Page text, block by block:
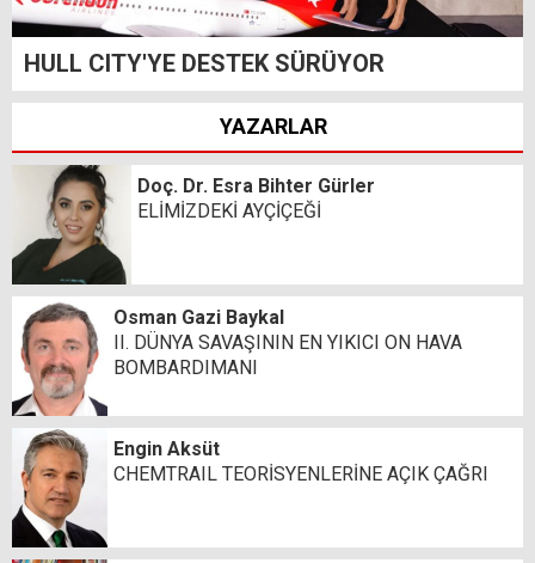
HULL CITY'YE DESTEK SÜRÜYOR
YAZARLAR
Doç. Dr. Esra Bihter Gürler
ELİMİZDEKİ AYÇİÇEĞİ
Osman Gazi Baykal
II. DÜNYA SAVAŞININ EN YIKICI ON HAVA
BOMBARDIMANI
Engin Aksüt
CHEMTRAIL TEORİSYENLERİNE AÇIK ÇAĞRI